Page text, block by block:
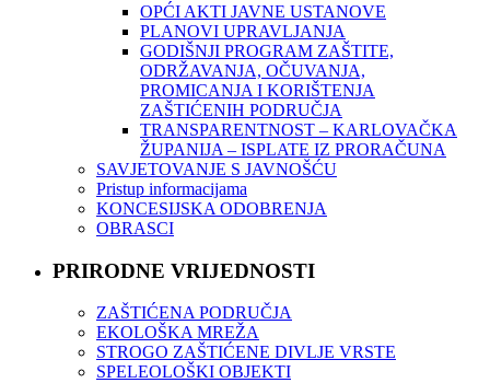
OPĆI AKTI JAVNE USTANOVE
PLANOVI UPRAVLJANJA
GODIŠNJI PROGRAM ZAŠTITE,
ODRŽAVANJA, OČUVANJA,
PROMICANJA I KORIŠTENJA
ZAŠTIĆENIH PODRUČJA
TRANSPARENTNOST – KARLOVAČKA
ŽUPANIJA – ISPLATE IZ PRORAČUNA
SAVJETOVANJE S JAVNOŠĆU
Pristup informacijama
KONCESIJSKA ODOBRENJA
OBRASCI
PRIRODNE VRIJEDNOSTI
ZAŠTIĆENA PODRUČJA
EKOLOŠKA MREŽA
STROGO ZAŠTIĆENE DIVLJE VRSTE
SPELEOLOŠKI OBJEKTI